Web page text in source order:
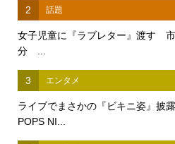
2 話題
女子児童に『ラブレター』渡す
分 ...
3 エンタメ
ライブでまさかの『ビキニ姿』披
POPS NI...